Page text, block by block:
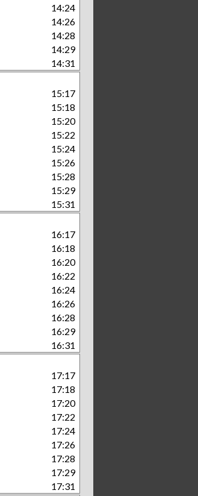
14:24
14:26
14:28
14:29
14:31
15:17
15:18
15:20
15:22
15:24
15:26
15:28
15:29
15:31
16:17
16:18
16:20
16:22
16:24
16:26
16:28
16:29
16:31
17:17
17:18
17:20
17:22
17:24
17:26
17:28
17:29
17:31